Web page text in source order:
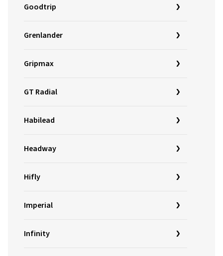
Goodtrip
Grenlander
Gripmax
GT Radial
Habilead
Headway
Hifly
Imperial
Infinity